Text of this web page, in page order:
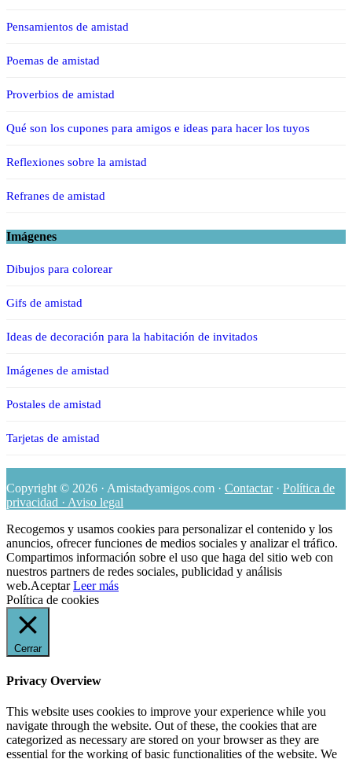
Pensamientos de amistad
Poemas de amistad
Proverbios de amistad
Qué son los cupones para amigos e ideas para hacer los tuyos
Reflexiones sobre la amistad
Refranes de amistad
Imágenes
Dibujos para colorear
Gifs de amistad
Ideas de decoración para la habitación de invitados
Imágenes de amistad
Postales de amistad
Tarjetas de amistad
Copyright © 2026 · Amistadyamigos.com · Contactar· Política de
privacidad · Aviso legal
Recogemos y usamos cookies para personalizar el contenido y los
anuncios, ofrecer funciones de medios sociales y analizar el tráfico.
Compartimos información sobre el uso que haga del sitio web con
nuestros partners de redes sociales, publicidad y análisis
web.Aceptar Leer más
Política de cookies
Cerrar
Privacy Overview
This website uses cookies to improve your experience while you
navigate through the website. Out of these, the cookies that are
categorized as necessary are stored on your browser as they are
essential for the working of basic functionalities of the website. We